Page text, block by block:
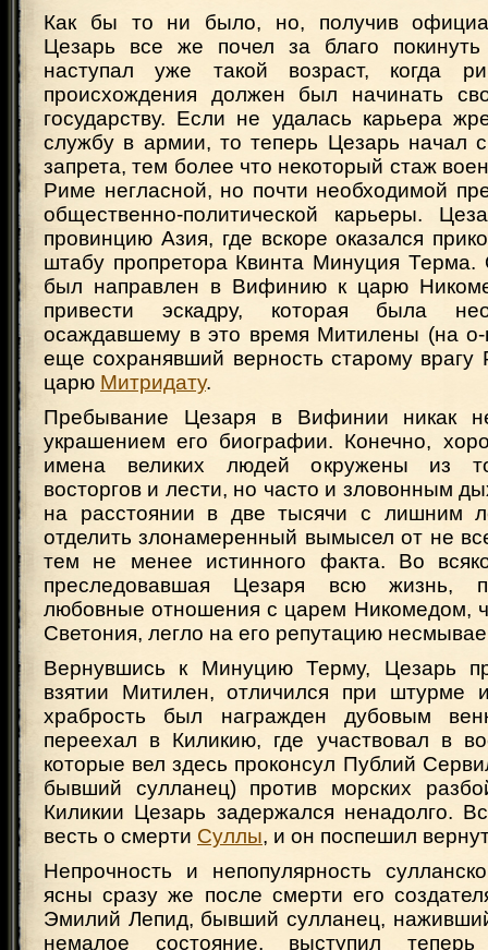
Как бы то ни было, но, получив
Цезарь все же почел за благо
наступал уже такой возраст, когда
происхождения должен был начинать
государству. Если не удалась карьера
службу в армии, то теперь Цезарь начал
запрета, тем более что некоторый стаж
Риме негласной, но почти необходимой
общественно-политической карьеры.
провинцию Азия, где вскоре оказался
штабу пропретора Квинта Минуция Терма.
был направлен в Вифинию к царю
привести эскадру, которая была
осаждавшему в это время Митилены (на о-
еще сохранявший верность старому врагу
царю Митридату.
Пребывание Цезаря в Вифинии никак
украшением его биографии. Конечно,
имена великих людей окружены из
восторгов и лести, но часто и зловонным
на расстоянии в две тысячи с лишним
отделить злонамеренный вымысел от не
тем не менее истинного факта. Во
преследовавшая Цезаря всю жизнь,
любовные отношения с царем Никомедом,
Светония, легло на его репутацию
Вернувшись к Минуцию Терму, Цезарь
взятии Митилен, отличился при штурме
храбрость был награжден дубовым
переехал в Киликию, где участвовал в
которые вел здесь проконсул Публий
бывший сулланец) против морских
Киликии Цезарь задержался ненадолго.
весть о смерти Суллы, и он поспешил
Непрочность и непопулярность
ясны сразу же после смерти его
Эмилий Лепид, бывший сулланец,
немалое состояние, выступил